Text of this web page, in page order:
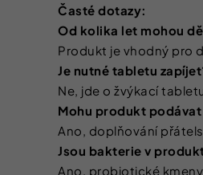
Časté dotazy:
Od kolika let mohou
Produkt je vhodný pro
Je nutné tabletu
Ne, jde o žvýkací
Mohu produkt
Ano, doplňování
Jsou bakterie v
Ano, probiotické